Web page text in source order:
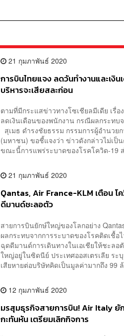
21 กุมภาพันธ์ 2020
การบินไทยแจง ลดวันทำงานและเงิ
บริหารจะเสียสละก่อน
ตามที่มีกระแสข่าวทางโซเชียลมีเดีย เรื่
ลดเงินเดือนของพนักงาน กรณีผลกระท
สุเมธ ดำรงชัยธรรม กรรมการผู้อำนว
(มหาชน) ขอชี้แจงว่า ข่าวดังกล่าวไม่เป็
ขณะนี้การแพร่ระบาดของโรคโควิด-19
21 กุมภาพันธ์ 2020
Qantas, Air France-KLM เตือน โ
ดีมานด์ชะลอตัว
สายการบินยักษ์ใหญ่ของโลกอย่าง
ผลกระทบจากการระบาดของโรคติดเชื้อ
ฉุดดีมานด์การเดินทางในเอเชียให้ชะล
ใหญ่อยู่ในซิดนีย์ ประเทศออสเตรเลีย ระ
เสียหายต่อบริษัทคิดเป็นมูลค่ามากถึง 99
12 กุมภาพันธ์ 2020
มรสุมธุรกิจสายการบิน! Air Italy ยั
กะทันหัน เตรียมเลิกกิจการ